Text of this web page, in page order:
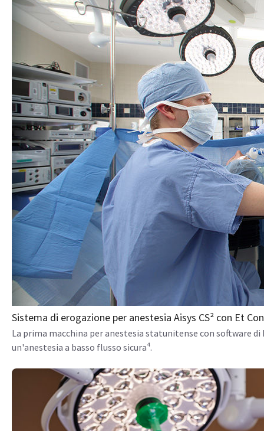
ASSISTENZA PERIOPERATORIA
Scopri la nostra gamma di soluzioni
per anestesia